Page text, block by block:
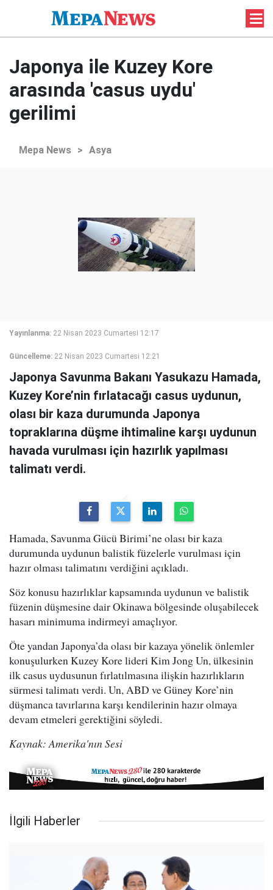
Japonya ile Kuzey Kore
arasında 'casus uydu'
gerilimi
Mepa News > Asya
Yayınlanma: 22 Nisan 2023 Cumartesi 12:17
Güncelleme: 22 Nisan 2023 Cumartesi 12:21
Japonya Savunma Bakanı Yasukazu Hamada,
Kuzey Kore’nin fırlatacağı casus uydunun,
olası bir kaza durumunda Japonya
topraklarına düşme ihtimaline karşı uydunun
havada vurulması için hazırlık yapılması
talimatı verdi.
Hamada, Savunma Gücü Birimi’ne olası bir kaza
durumunda uydunun balistik füzelerle vurulması için
hazır olması talimatını verdiğini açıkladı.
Söz konusu hazırlıklar kapsamında uydunun ve balistik
füzenin düşmesine dair Okinawa bölgesinde oluşabilecek
hasarı minimuma indirmeyi amaçlıyor.
Öte yandan Japonya’da olası bir kazaya yönelik önlemler
konuşulurken Kuzey Kore lideri Kim Jong Un, ülkesinin
ilk casus uydusunun fırlatılmasına ilişkin hazırlıkların
sürmesi talimatı verdi. Un, ABD ve Güney Kore’nin
düşmanca tavırlarına karşı kendilerinin hazır olmaya
devam etmeleri gerektiğini söyledi.
Kaynak: Amerika'nın Sesi
İlgili Haberler